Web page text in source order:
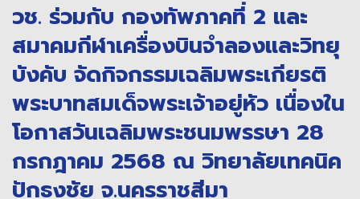
วช. ร่วมกับ กองทัพภาคที่ 2 และ
สมาคมกีฬาเครื่องบินจำลองและวิทยุ
บังคับ จัดกิจกรรมเฉลิมพระเกียรติ
พระบาทสมเด็จพระเจ้าอยู่หัว เนื่องใน
โอกาสวันเฉลิมพระชนมพรรษา 28
กรกฎาคม 2568 ณ วิทยาลัยเทคนิค
ปักธงชัย จ.นครราชสีมา